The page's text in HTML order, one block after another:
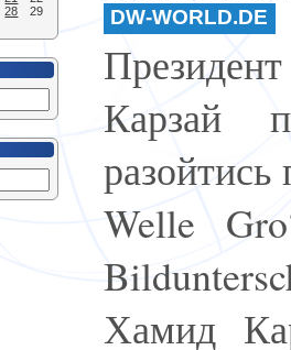
28
29
DW-WORLD.DE
Карзай
Welle
Хамид